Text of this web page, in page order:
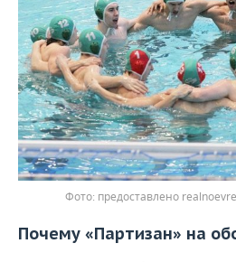
предоставлено
Почему «Партизан» на